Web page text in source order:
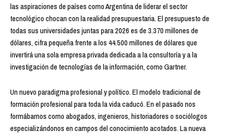
las aspiraciones de países como Argentina de liderar el sector
tecnológico chocan con la realidad presupuestaria. El presupuesto de
todas sus universidades juntas para 2026 es de 3.370 millones de
dólares, cifra pequeña frente a los 44.500 millones de dólares que
invertirá una sola empresa privada dedicada a la consultoría y a la
investigación de tecnologías de la información, como Gartner.
Un nuevo paradigma profesional y político. El modelo tradicional de
formación profesional para toda la vida caducó. En el pasado nos
formábamos como abogados, ingenieros, historiadores o sociólogos
especializándonos en campos del conocimiento acotados. La nueva